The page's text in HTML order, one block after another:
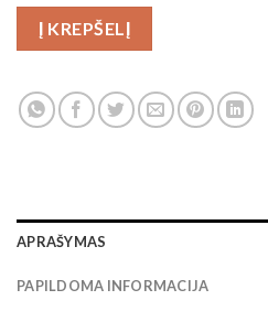
Į KREPŠELĮ
APRAŠYMAS
PAPILDOMA INFORMACIJA